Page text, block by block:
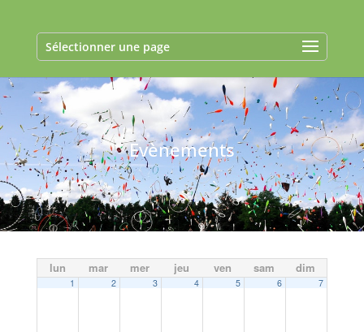
Sélectionner une page
Evènements
lun mar mer jeu ven sam dim
1 2 3 4 5 6 7